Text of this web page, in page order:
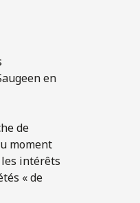
en
de
moment
intérêts
« de